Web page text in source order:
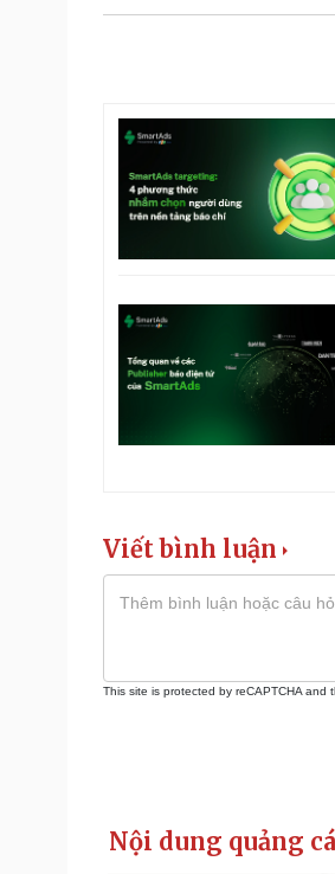
Viết bình luận
This site is protected by reCAPTCHA and